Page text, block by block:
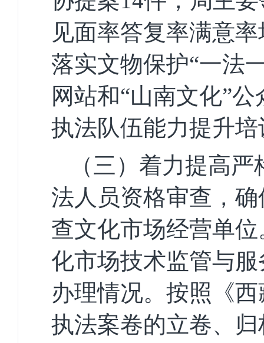
见面率答复率满意
落实文物保护“一法
网站和“山南文化”
执法队伍能力提升培
（三）着力提高
法人员资格审查，
查文化市场经营单位
化市场技术监管与
办理情况。 按照《
执法案卷的立卷、